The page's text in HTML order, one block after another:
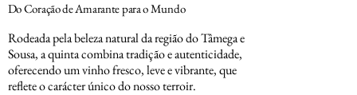
Do Coração de Amarante para o Mundo
Rodeada pela beleza natural da região do Tâmega e
Sousa, a quinta combina tradição e autenticidade,
oferecendo um vinho fresco, leve e vibrante, que
reflete o carácter único do nosso terroir.